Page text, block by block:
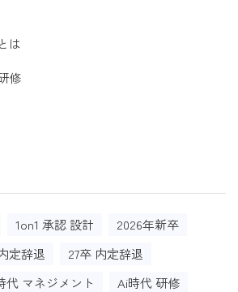
は
修
1on1 承認 設計
2026年新卒
定辞退
27卒 内定辞退
代 マネジメント
Ai時代 研修